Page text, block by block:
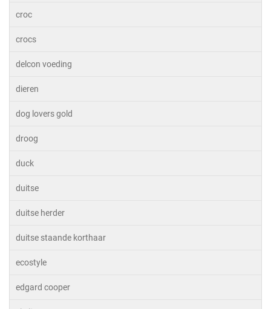
croc
crocs
delcon voeding
dieren
dog lovers gold
droog
duck
duitse
duitse herder
duitse staande korthaar
ecostyle
edgard cooper